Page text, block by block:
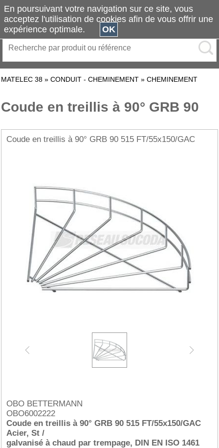
MATELEC 38 » CONDUIT - CHEMINEMENT » CHEMINEMENT
Coude en treillis à 90° GRB 90
Coude en treillis à 90° GRB 90 515 FT/55x150/GAC
OBO BETTERMANN
OBO6002222
Coude en treillis à 90° GRB 90 515 FT/55x150/GAC
Acier, St /
galvanisé à chaud par trempage, DIN EN ISO 1461
En poursuivant votre navigation sur ce site, vous
acceptez l'utilisation de cookies afin de vous offrir une
expérience optimale.
OK